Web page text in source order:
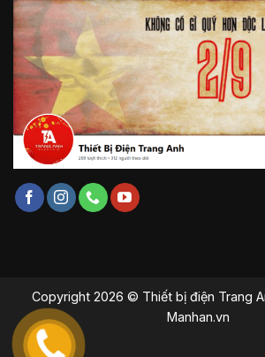
Copyright 2026 © Thiết bị điện Trang
Manhan.vn